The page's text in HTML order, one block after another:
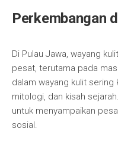
Perkembangan
Di Pulau Jawa, wayang
pesat, terutama pada
dalam wayang kulit sering
mitologi, dan kisah
untuk menyampaikan
sosial.